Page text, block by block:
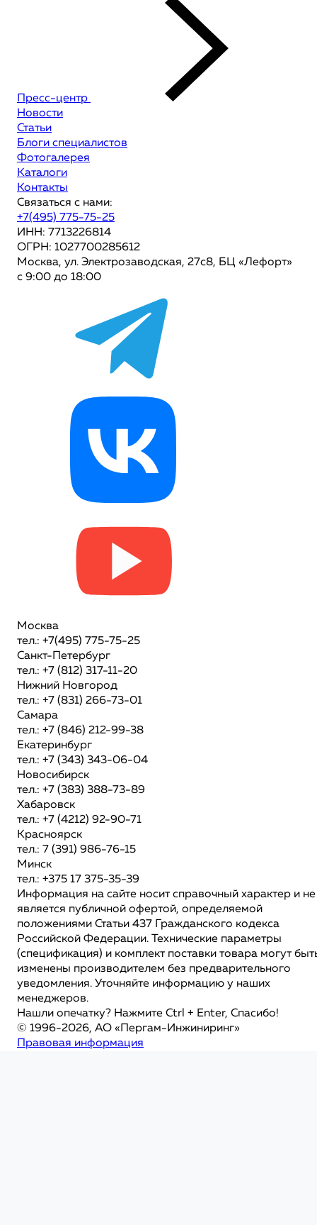
Пресс-центр
Новости
Статьи
Блоги специалистов
Фотогалерея
Каталоги
Контакты
Связаться с нами:
+7(495) 775-75-25
ИНН: 7713226814
ОГРН: 1027700285612
Москва, ул. Электрозаводская, 27с8, БЦ «Лефорт»
с 9:00 до 18:00
Москва
тел.: +7(495) 775-75-25
Санкт-Петербург
тел.: +7 (812) 317-11-20
Нижний Новгород
тел.: +7 (831) 266-73-01
Самара
тел.: +7 (846) 212-99-38
Екатеринбург
тел.: +7 (343) 343-06-04
Новосибирск
тел.: +7 (383) 388-73-89
Хабаровск
тел.: +7 (4212) 92-90-71
Красноярск
тел.: 7 (391) 986-76-15
Минск
тел.: +375 17 375-35-39
Информация на сайте носит справочный характер и не
является публичной офертой, определяемой
положениями Статьи 437 Гражданского кодекса
Российской Федерации. Технические параметры
(спецификация) и комплект поставки товара могут
изменены производителем без предварительного
уведомления. Уточняйте информацию у наших
менеджеров.
Нашли опечатку? Нажмите Ctrl + Enter, Спасибо!
© 1996-2026, АО «Пергам-Инжиниринг»
Правовая информация